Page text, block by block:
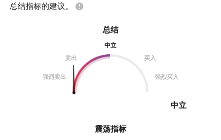
总结指标的建议。
震荡指标
总结
中立
卖出
买入
强烈卖出 强烈买入
中立